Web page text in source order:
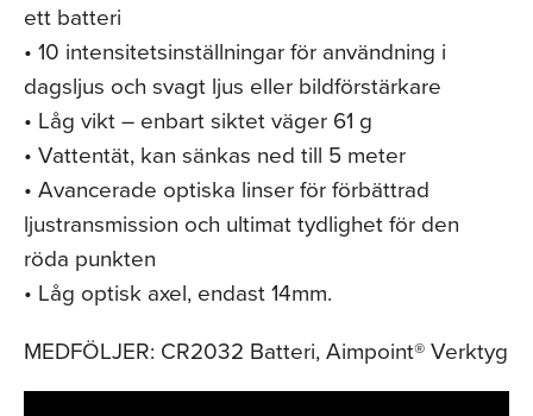
ett batteri
• 10 intensitetsinställningar för användning i
dagsljus och svagt ljus eller bildförstärkare
• Låg vikt – enbart siktet väger 61 g
• Vattentät, kan sänkas ned till 5 meter
• Avancerade optiska linser för förbättrad
ljustransmission och ultimat tydlighet för den
röda punkten
• Låg optisk axel, endast 14mm.
MEDFÖLJER: CR2032 Batteri, Aimpoint® Verktyg